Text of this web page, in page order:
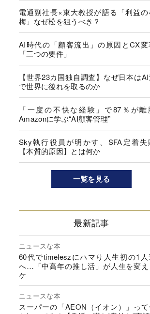
電通副社長×東大教授が語る「利益
梅」なぜ松を狙うべき？
AI時代の「顧客流出」の原因とCX
「三つの要件」
【世界23カ国独自調査】なぜ日本は
で世界に後れを取るのか
「一度の不快な経験」で87％が
Amazonに学ぶ“AI顧客管理”
Sky執行役員が明かす、SFA定着失
【本質的原因】とは何か
一覧を見る
最新記事
ニュースな本
60代でtimeleszにハマり人生初の1人
へ…「中高年の推し活」が人生を変え
ケ
ニュースな本
スーパーの「AEON（イオン）」っ